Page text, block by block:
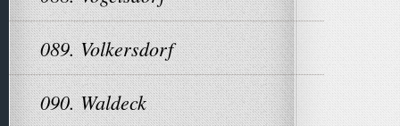
089. Volkersdorf
090. Waldeck